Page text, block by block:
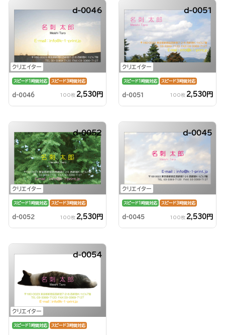
クリエイター
d-0046
スピード1時間対応 スピード3時間対応
d-0046 100枚 2,530円
クリエイター
d-0051
スピード1時間対応 スピード3時間対応
d-0051 100枚 2,530円
クリエイター
d-0052
スピード1時間対応 スピード3時間対応
d-0052 100枚 2,530円
クリエイター
d-0045
スピード1時間対応 スピード3時間対応
d-0045 100枚 2,530円
クリエイター
d-0054
スピード1時間対応 スピード3時間対応